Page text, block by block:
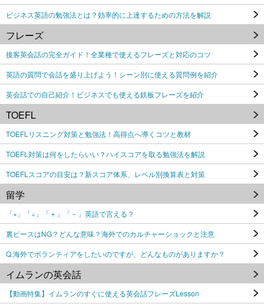
ビジネス英語の勉強法とは？効率的に上達するための方法を解説
フレーズ
接客英会話の完全ガイド！全業種で使えるフレーズと対応のコツ
英語の質問で会話を盛り上げよう！シーン別に使える質問例を紹介
英会話での自己紹介！ビジネスでも使える鉄板フレーズを紹介
TOEFL
TOEFLリスニング対策と勉強法！高得点へ導くコツと教材
TOEFL対策は何をしたらいい？ハイスコアを取る勉強法を解説
TOEFLスコアの目安は？新スコア体系、レベル別換算表と対策
留学
「×」「÷」「＋」「－」英語で言える？
裏ピースはNG？どんな意味？海外でのカルチャーショックと注意
Q.海外でボランティアをしたいのですが、どんなものがありますか？
イムランの英会話
【動画特集】イムランのすぐに使える英会話フレーズLesson